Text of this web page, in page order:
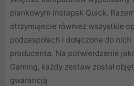
piankowym Instapak Quick.
otrzymujecie również wszystkie
podzespołach i dołączone do
producenta. Na potwierdzenie
Gaming, każdy zestaw został
gwarancją